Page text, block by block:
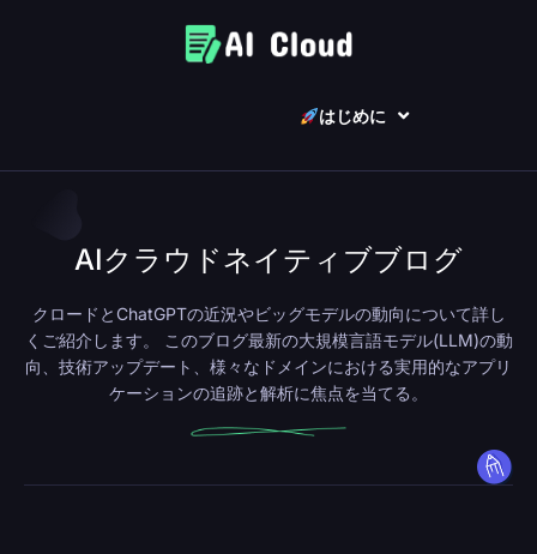
はじめに
AIクラウドネイティブブログ
クロードとChatGPTの近況やビッグモデルの動向について詳し
くご紹介します。
このブログ最新の大規模言語モデル(LLM)の動
向、技術アップデート、様々なドメインにおける実用的なアプリ
ケーションの追跡と解析に焦点を当てる。